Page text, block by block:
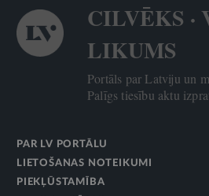
CILVĒKS ·
LIKUMS
Portāls par Latviju un
Palīgs tiesību aktu
PAR LV PORTĀLU
LIETOŠANAS NOTEIKUMI
PIEKĻŪSTAMĪBA